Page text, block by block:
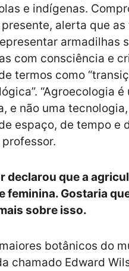
e indígenas.
alerta que
armadilhas
com consciência e
termos como
“Agroecologia é
e não uma
espaço, de tempo e
declarou que a
feminina. Gostaria
sobre isso.
botânicos do
chamado Edward